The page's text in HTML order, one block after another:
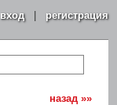
вход| регистрация
назад »»